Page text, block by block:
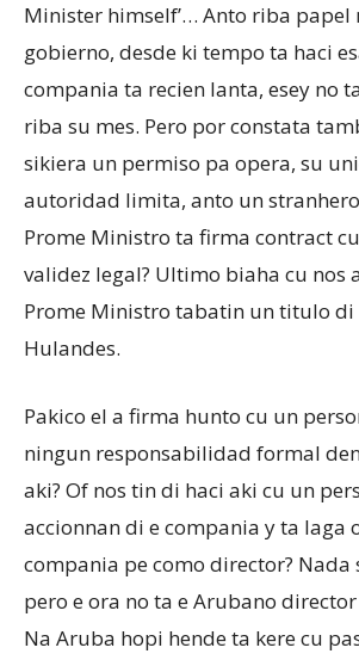
Minister himself’… Anto riba
gobierno, desde ki tempo ta haci
compania ta recien lanta, esey no
riba su mes. Pero por constata
sikiera un permiso pa opera, su
autoridad limita, anto un
Prome Ministro ta firma contract
validez legal? Ultimo biaha cu nos
Prome Ministro tabatin un titulo
Hulandes.
Pakico el a firma hunto cu un
ningun responsabilidad formal
aki? Of nos tin di haci aki cu un
accionnan di e compania y ta laga
compania pe como director? Nada
pero e ora no ta e Arubano
Na Aruba hopi hende ta kere cu